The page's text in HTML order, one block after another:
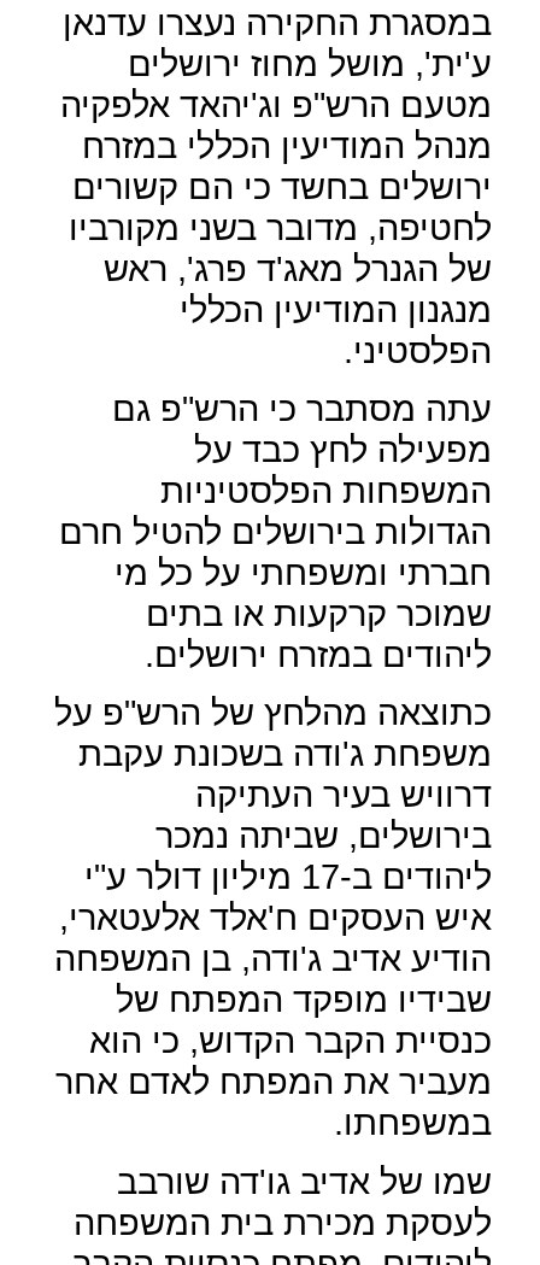
במסגרת החקירה נעצרו עדנאן
ע'ית', מושל מחוז ירושלים
מטעם הרש"פ וג'יהאד אלפקיה
מנהל המודיעין הכללי במזרח
ירושלים בחשד כי הם קשורים
לחטיפה, מדובר בשני מקורביו
של הגנרל מאג'ד פרג', ראש
מנגנון המודיעין הכללי
הפלסטיני.
עתה מסתבר כי הרש"פ גם
מפעילה לחץ כבד על
המשפחות הפלסטיניות
הגדולות בירושלים להטיל חרם
חברתי ומשפחתי על כל מי
שמוכר קרקעות או בתים
ליהודים במזרח ירושלים.
כתוצאה מהלחץ של הרש"פ על
משפחת ג'ודה בשכונת עקבת
דרוויש בעיר העתיקה
בירושלים, שביתה נמכר
ליהודים ב-17 מיליון דולר ע"י
איש העסקים ח'אלד אלעטארי,
הודיע אדיב ג'ודה, בן המשפחה
שבידיו מופקד המפתח של
כנסיית הקבר הקדוש, כי הוא
מעביר את המפתח לאדם אחר
במשפחתו.
שמו של אדיב גו'דה שורבב
לעסקת מכירת בית המשפחה